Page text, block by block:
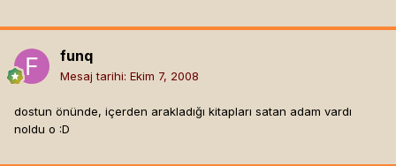
funq
Mesaj tarihi: Ekim 7, 2008
dostun önünde, içerden arakladığı kitapları satan adam vardı
noldu o :D